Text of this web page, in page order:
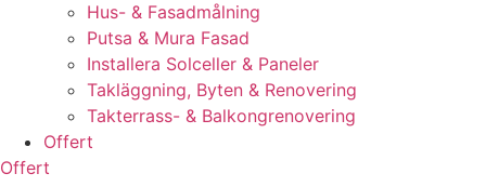
Hus- & Fasadmålning
Putsa & Mura Fasad
Installera Solceller & Paneler
Takläggning, Byten & Renovering
Takterrass- & Balkongrenovering
Offert
Offert